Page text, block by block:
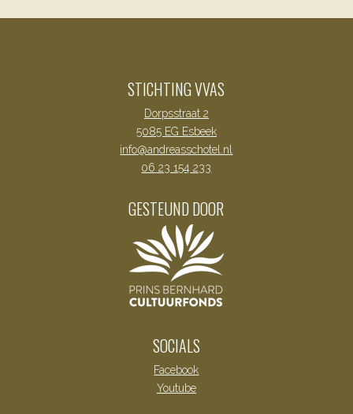
STICHTING VVAS
Dorpsstraat 2
5085 EG Esbeek
info@andreasschotel.nl
06 23 154 233
GESTEUND DOOR
SOCIALS
Facebook
Youtube